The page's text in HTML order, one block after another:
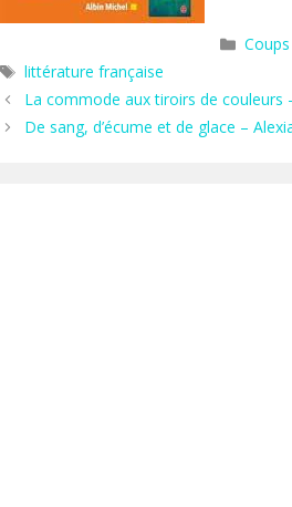
Étiquettes
littérature française
La commode aux tiroirs de couleurs
De sang, d’écume et de glace –